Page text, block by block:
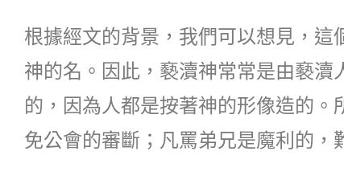
根據經文的背景，我們可以想見，
神的名。因此，褻瀆神常常是由褻
的，因為人都是按著神的形像造的
免公會的審斷；凡罵弟兄是魔利的，